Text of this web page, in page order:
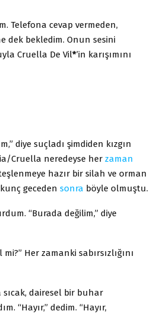
Telefona cevap vermeden,
dek bekledim. Onun sesini
Cruella De Vil*’in karışımını
diye suçladı şimdiden kızgın
Cruella neredeyse her zaman
hazır bir silah ve orman
geceden sonra böyle olmuştu.
“Burada değilim,” diye
Her zamanki sabırsızlığını
dairesel bir buhar
“Hayır,” dedim. “Hayır,